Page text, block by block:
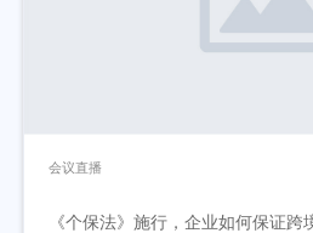
会议直播
《个保法》施行，企业如何保证跨